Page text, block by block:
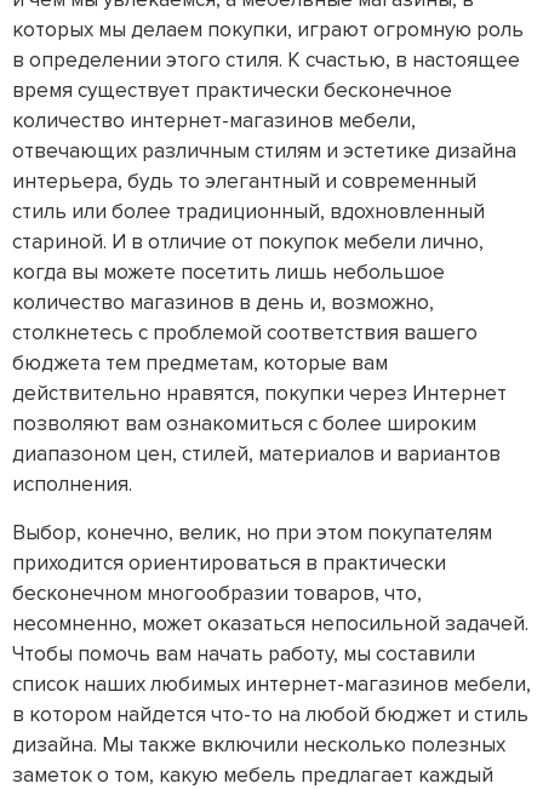
которых мы делаем покупки, играют огромную роль
в определении этого стиля. К счастью, в настоящее
время существует практически бесконечное
количество интернет-магазинов мебели,
отвечающих различным стилям и эстетике дизайна
интерьера, будь то элегантный и современный
стиль или более традиционный, вдохновленный
стариной. И в отличие от покупок мебели лично,
когда вы можете посетить лишь небольшое
количество магазинов в день и, возможно,
столкнетесь с проблемой соответствия вашего
бюджета тем предметам, которые вам
действительно нравятся, покупки через Интернет
позволяют вам ознакомиться с более широким
диапазоном цен, стилей, материалов и вариантов
исполнения.
Выбор, конечно, велик, но при этом покупателям
приходится ориентироваться в практически
бесконечном многообразии товаров, что,
несомненно, может оказаться непосильной задачей.
Чтобы помочь вам начать работу, мы составили
список наших любимых интернет-магазинов мебели,
в котором найдется что-то на любой бюджет и стиль
дизайна. Мы также включили несколько полезных
заметок о том, какую мебель предлагает каждый